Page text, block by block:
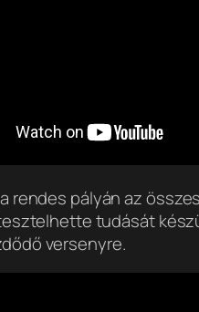
rendes pályán az
tudását
versenyre.